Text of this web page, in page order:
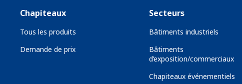
Chapiteaux
Tous les produits
Demande de prix
Secteurs
Bâtiments industriels
Bâtiments
d’exposition/commerciaux
Chapiteaux événementiels